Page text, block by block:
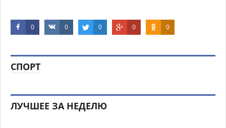
0 0 0 0 0
СПОРТ
ЛУЧШЕЕ ЗА НЕДЕЛЮ